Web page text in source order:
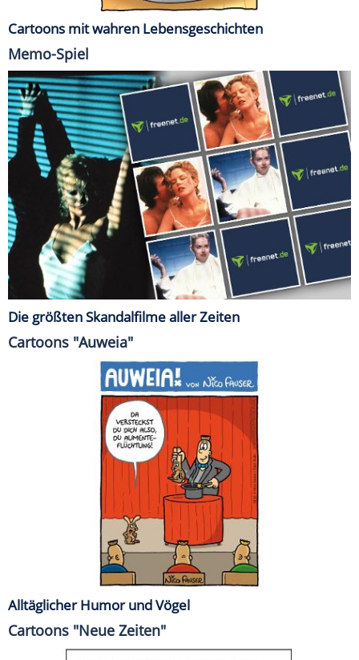
Cartoons mit wahren Lebensgeschichten
Memo-Spiel
Die größten Skandalfilme aller Zeiten
Cartoons "Auweia"
Alltäglicher Humor und Vögel
Cartoons "Neue Zeiten"